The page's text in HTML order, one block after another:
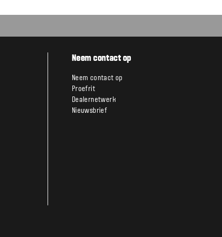
Neem contact op
Neem contact op
Proefrit
Dealernetwerk
Nieuwsbrief